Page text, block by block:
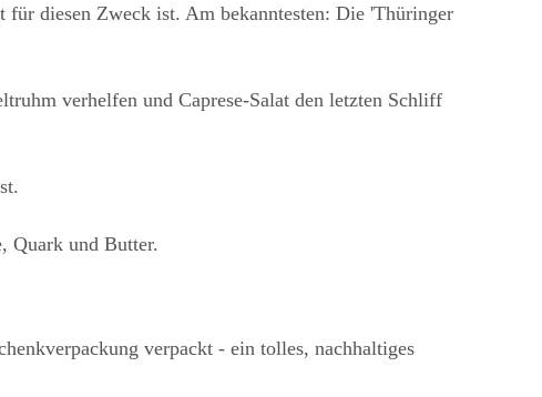
für diesen Zweck ist. Am bekanntesten: Die 'Thüringer
verhelfen und Caprese-Salat den letzten Schliff
Quark und Butter.
verpackt - ein tolles, nachhaltiges